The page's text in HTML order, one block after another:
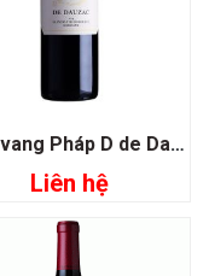
Rượu vang Pháp D de Dauzac
Liên hệ